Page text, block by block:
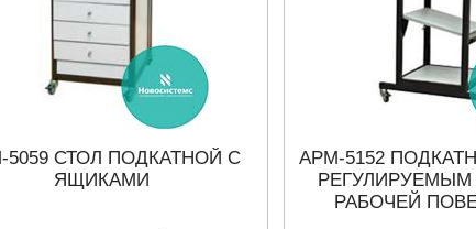
5059 СТОЛ ПОДКАТНОЙ С
ЯЩИКАМИ
АРМ-5152
РАБОЧЕЙ